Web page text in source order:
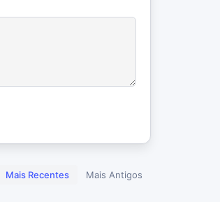
Mais Recentes Mais Antigos